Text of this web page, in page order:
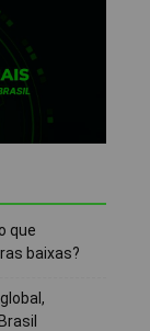
que
baixas?